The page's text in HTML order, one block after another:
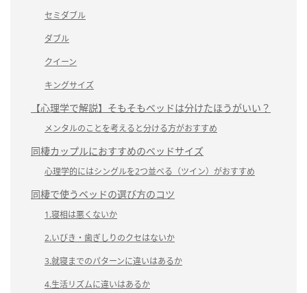
セミダブル
ダブル
クイーン
キングサイズ
【心理学で解説】そもそもベッドは分けたほうがいい？
メンタルのことを考えると分ける方がおすすめ
同棲カップルにおすすめのベッドサイズ
心理学的にはシングルを2つ並べる（ツイン）がおすすめ
同棲で使うベッドの選び方のコツ
1.寝相は悪くないか
2.いびき・歯ぎしりのクセはないか
3.就寝までのパターンに違いはあるか
4.生活リズムに違いはあるか